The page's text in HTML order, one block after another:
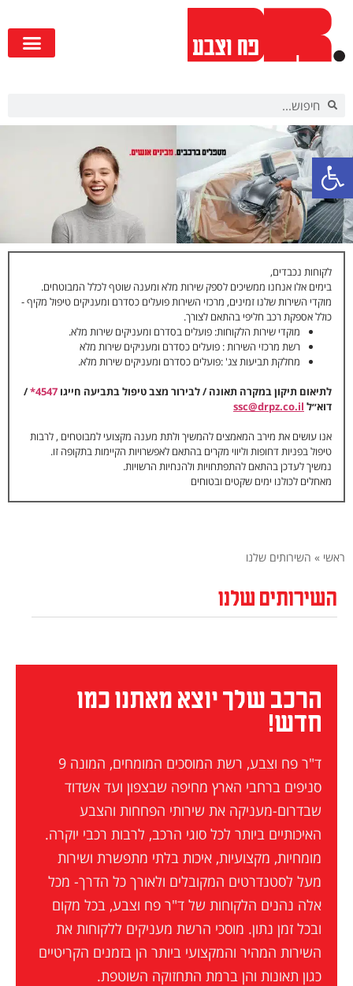
פתח סרגל נגישות
לקוחות נכבדים,
בימים אלו אנחנו ממשיכים לספק שירות מלא ומענה שוטף לכלל המבוטחים.
מוקדי השירות שלנו זמינים, מרכזי השירות פועלים כסדרם ומעניקים טיפול מקיף -
כולל אספקת רכב חליפי בהתאם לצורך.
מוקדי שירות הלקוחות: פועלים בסדרם ומעניקים שירות מלא.
רשת מרכזי השירות : פועלים כסדרם ומעניקים שירות מלא
מחלקת תביעות צג' :פועלים כסדרם ומעניקים שירות מלא.
לתיאום תיקון במקרה תאונה / לבירור מצב טיפול בתביעה חייגו 4547*
/
דוא״ל ssc@drpz.co.il
אנו עושים את מירב המאמצים להמשיך ולתת מענה מקצועי למבוטחים , לרבות
טיפול בפניות דחופות וליווי מקרים בהתאם לאפשרויות הקיימות בתקופה זו.
נמשיך לעדכן בהתאם להתפתחויות ולהנחיות הרשויות.
מאחלים לכולנו ימים שקטים ובטוחים
ראשי » השירותים שלנו
השירותים שלנו
הרכב שלך יוצא מאתנו כמו
חדש!
ד"ר פח וצבע, רשת המוסכים המומחים, המונה 9
סניפים ברחבי הארץ מחיפה שבצפון ועד אשדוד
שבדרום-מעניקה את שירותי הפחחות והצבע
האיכותיים ביותר לכל סוגי הרכב, לרבות רכבי יוקרה.
מומחיות, מקצועיות, איכות בלתי מתפשרת ושירות
מעל לסטנדרטים המקובלים ולאורך כל הדרך- מכל
אלה נהנים הלקוחות של ד"ר פח וצבע, בכל מקום
ובכל זמן נתון. מוסכי הרשת מעניקים ללקוחות את
השירות המהיר והמקצועי ביותר הן בזמנים הקריטיים
כגון תאונות והן ברמת התחזוקה השוטפת.